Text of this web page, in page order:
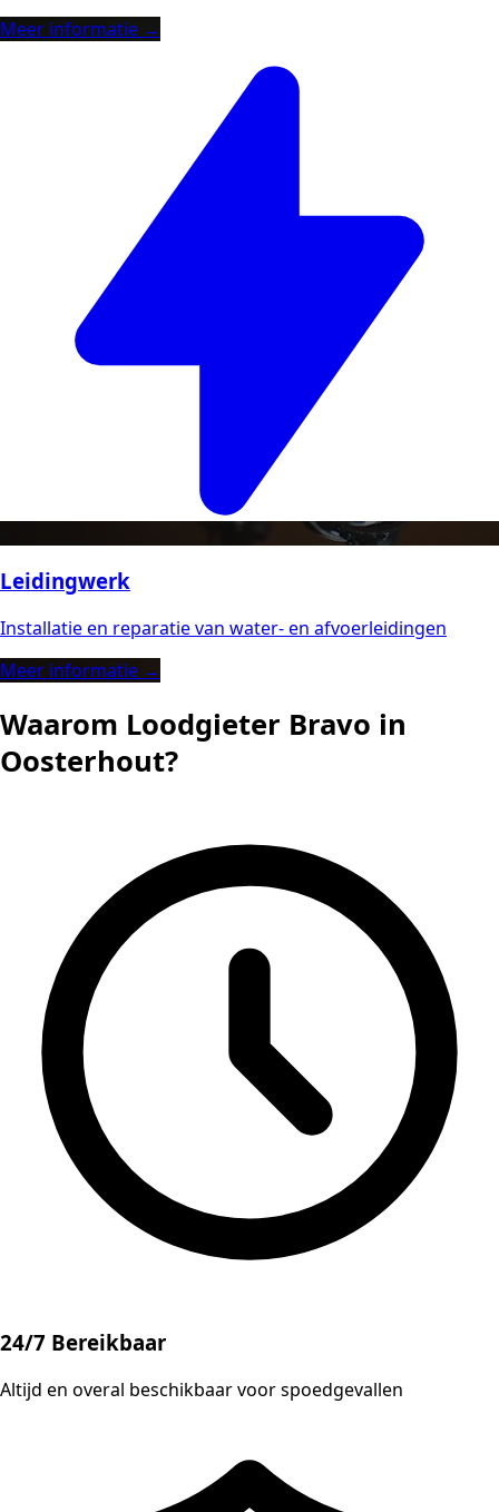
Meer informatie →
Leidingwerk
Installatie en reparatie van water- en afvoerleidingen
Meer informatie →
Waarom Loodgieter Bravo in
Oosterhout?
24/7 Bereikbaar
Altijd en overal beschikbaar voor spoedgevallen